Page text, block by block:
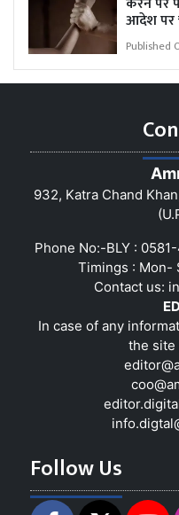
आदेश पर
Published
932, Katra Chand
Phone No:-BLY :
Timings : Mon-
Contact us:
In case of any
the site
Follow Us